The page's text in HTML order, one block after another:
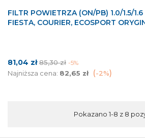
FILTR POWIETRZA (ON/PB) 1.0/1.5/
FIESTA, COURIER, ECOSPORT
Cena
81,04 zł Cena
podstawowa
85,30 zł -5%
Najniższa cena: 82,65 zł -2%
Pokazano 1-8 z 8